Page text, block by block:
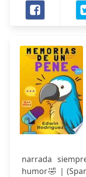
narrada
humor🤣 |